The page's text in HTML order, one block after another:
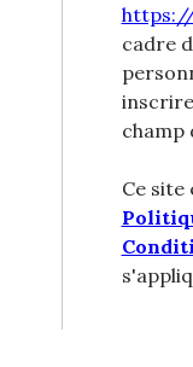
cadre
inscrire
champ
Ce site